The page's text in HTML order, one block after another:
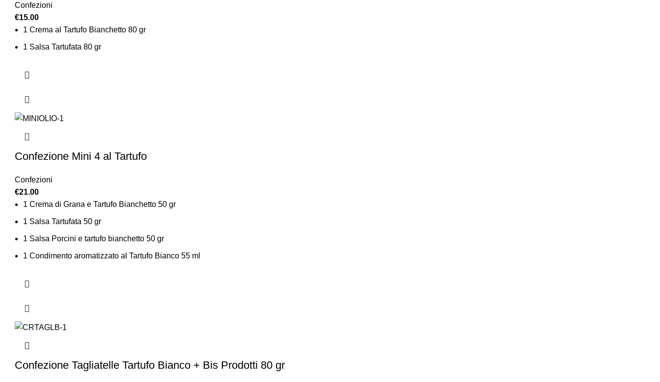
Confezioni
€15.00
1 Crema al Tartufo Bianchetto 80 gr
1 Salsa Tartufata 80 gr
Confezione Mini 4 al Tartufo
Confezioni
€21.00
1 Crema di Grana e Tartufo Bianchetto 50 gr
1 Salsa Tartufata 50 gr
1 Salsa Porcini e tartufo bianchetto 50 gr
1 Condimento aromatizzato al Tartufo Bianco 55 ml
Confezione Tagliatelle Tartufo Bianco + Bis Prodotti 80 gr